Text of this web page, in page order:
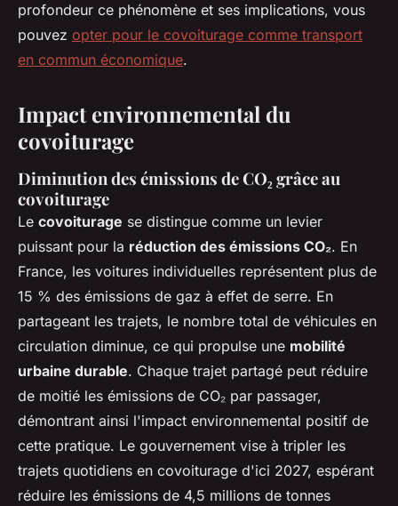
profondeur ce phénomène et ses implications, vous
pouvez opter pour le covoiturage comme transport
en commun économique.
Impact environnemental du
covoiturage
Diminution des émissions de CO₂ grâce au
covoiturage
Le covoiturage se distingue comme un levier
puissant pour la réduction des émissions CO₂. En
France, les voitures individuelles représentent plus de
15 % des émissions de gaz à effet de serre. En
partageant les trajets, le nombre total de véhicules en
circulation diminue, ce qui propulse une mobilité
urbaine durable. Chaque trajet partagé peut réduire
de moitié les émissions de CO₂ par passager,
démontrant ainsi l'impact environnemental positif de
cette pratique. Le gouvernement vise à tripler les
trajets quotidiens en covoiturage d'ici 2027, espérant
réduire les émissions de 4,5 millions de tonnes